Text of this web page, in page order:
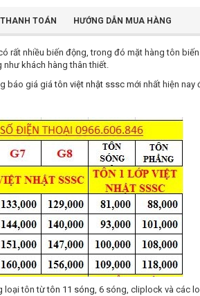
TOÁN HƯỚNG DẪN MUA HÀNG
rất nhiều biến động, trong đó mặt hàng tôn
khách hàng thân thiết.
báo giá giátôn việt nhật sssc mới nhất hiện nay
loại tôn từtôn 11 sóng, 6 sóng, cliplock và các